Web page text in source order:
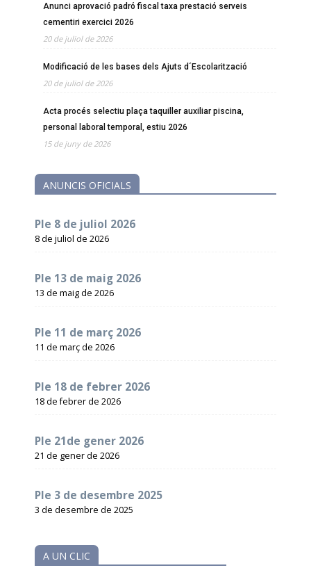
Anunci aprovació padró fiscal taxa prestació serveis
cementiri exercici 2026
20 de juliol de 2026
Modificació de les bases dels Ajuts d´Escolarització
20 de juliol de 2026
Acta procés selectiu plaça taquiller auxiliar piscina,
personal laboral temporal, estiu 2026
15 de juny de 2026
ANUNCIS OFICIALS
Ple 8 de juliol 2026
8 de juliol de 2026
Ple 13 de maig 2026
13 de maig de 2026
Ple 11 de març 2026
11 de març de 2026
Ple 18 de febrer 2026
18 de febrer de 2026
Ple 21de gener 2026
21 de gener de 2026
Ple 3 de desembre 2025
3 de desembre de 2025
A UN CLIC